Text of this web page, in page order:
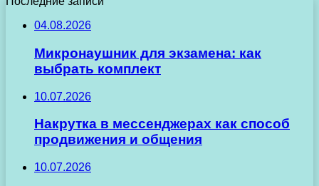
04.08.2026
Микронаушник для экзамена: как
выбрать комплект
10.07.2026
Накрутка в мессенджерах как способ
продвижения и общения
10.07.2026